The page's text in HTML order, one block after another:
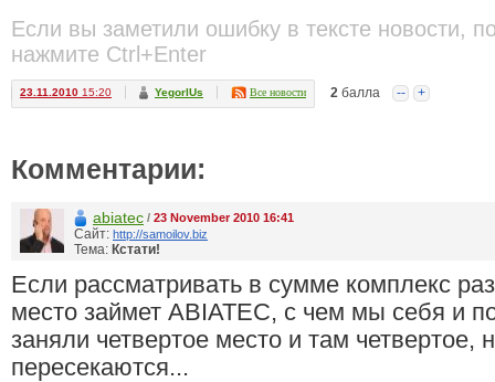
Если вы заметили ошибку в тексте новости,
нажмите Ctrl+Enter
23.11.2010 15:20 YegorlUs Все новости 2 балла -- +
Комментарии:
abiatec / 23 November 2010 16:41
Сайт: http://samoilov.biz
Тема: Кстати!
Если рассматривать в сумме комплекс
место займет ABIATEC, с чем мы себя и
заняли четвертое место и там четвертое,
пересекаются...